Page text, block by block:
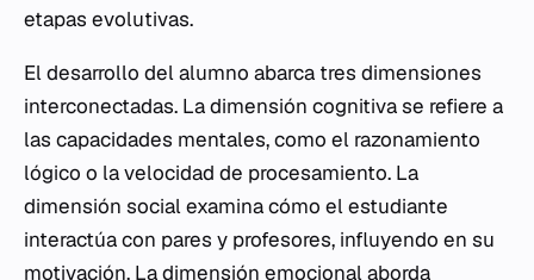
etapas evolutivas.
El desarrollo del alumno abarca tres dimensiones
interconectadas. La dimensión cognitiva se refiere a
las capacidades mentales, como el razonamiento
lógico o la velocidad de procesamiento. La
dimensión social examina cómo el estudiante
interactúa con pares y profesores, influyendo en su
motivación. La dimensión emocional aborda